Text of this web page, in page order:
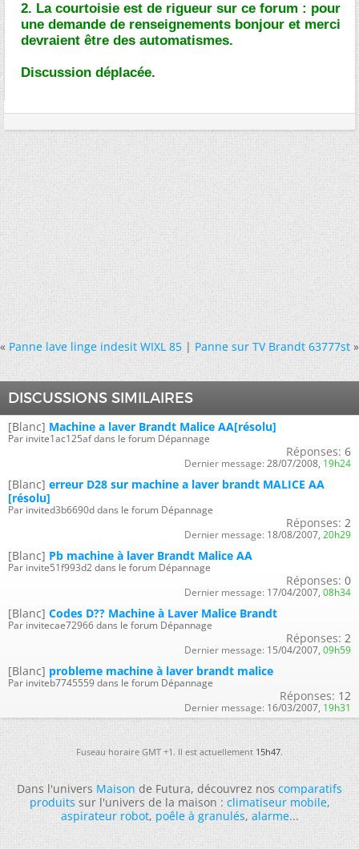
2. La courtoisie est de rigueur sur ce forum : pour
une demande de renseignements bonjour et merci
devraient être des automatismes.
Discussion déplacée.
« Panne lave linge indesit WIXL 85|Panne sur TV Brandt 63777st »
DISCUSSIONS SIMILAIRES
[Blanc] Machine a laver Brandt Malice AA[résolu]
Par invite1ac125af dans le forum Dépannage
Réponses: 6
Dernier message: 28/07/2008, 19h24
[Blanc] erreur D28 sur machine a laver brandt MALICE AA
[résolu]
Par invited3b6690d dans le forum Dépannage
Réponses: 2
Dernier message: 18/08/2007, 20h29
[Blanc] Pb machine à laver Brandt Malice AA
Par invite51f993d2 dans le forum Dépannage
Réponses: 0
Dernier message: 17/04/2007, 08h34
[Blanc] Codes D?? Machine à Laver Malice Brandt
Par invitecae72966 dans le forum Dépannage
Réponses: 2
Dernier message: 15/04/2007, 09h59
[Blanc] probleme machine à laver brandt malice
Par inviteb7745559 dans le forum Dépannage
Réponses: 12
Dernier message: 16/03/2007, 19h31
Fuseau horaire GMT +1. Il est actuellement15h47.
Dans l'universMaisonde Futura, découvrez noscomparatifs
produitssur l'univers de la maison :climatiseur mobile,
aspirateur robot,poêle à granulés,alarme...